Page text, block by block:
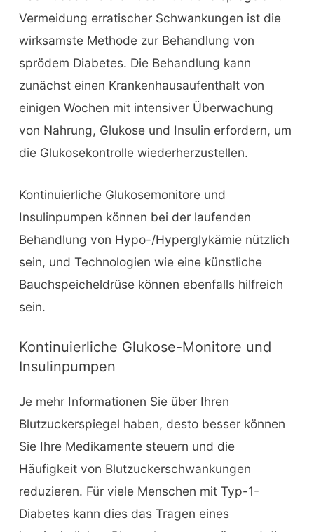
Vermeidung erratischer Schwankungen ist die
wirksamste Methode zur Behandlung von
sprödem Diabetes. Die Behandlung kann
zunächst einen Krankenhausaufenthalt von
einigen Wochen mit intensiver Überwachung
von Nahrung, Glukose und Insulin erfordern, um
die Glukosekontrolle wiederherzustellen.
Kontinuierliche Glukosemonitore und
Insulinpumpen können bei der laufenden
Behandlung von Hypo-/Hyperglykämie nützlich
sein, und Technologien wie eine künstliche
Bauchspeicheldrüse können ebenfalls hilfreich
sein.
Kontinuierliche Glukose-Monitore und
Insulinpumpen
Je mehr Informationen Sie über Ihren
Blutzuckerspiegel haben, desto besser können
Sie Ihre Medikamente steuern und die
Häufigkeit von Blutzuckerschwankungen
reduzieren. Für viele Menschen mit Typ-1-
Diabetes kann dies das Tragen eines